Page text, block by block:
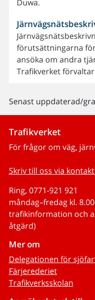
Duwa.
förutsättningarna
ansöka om andra
Trafikverket
Senast uppdaterad/
Trafikverket
För frågor om väg,
Skriv till oss via
Ring, 0771-921 921
måndag–fredag kl.
trafikinformation och
åtgärd)
Mer om
Delegationen för
Färjerederiet
Trafikverksskolan